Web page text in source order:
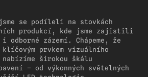
se podíleli na stovkách
produkcí, kde jsme zajistili
odborné zázemí. Chápeme, že
prvkem vizuálního
širokou škálu
– od výkonných světelných